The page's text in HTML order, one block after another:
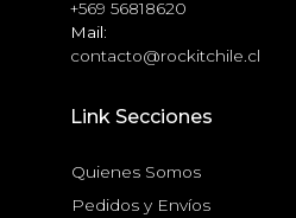
+569 56818620
Mail:
contacto@rockitchile.cl
Link Secciones
Quienes Somos
Pedidos y Envíos